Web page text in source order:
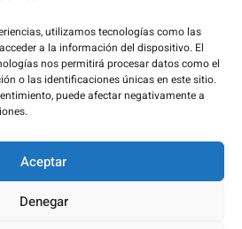
utilizamos tecnologías como las
a la información del dispositivo. El
nos permitirá procesar datos como el
o las identificaciones únicas en este sitio.
puede afectar negativamente a
Aceptar
Denegar
se aprueba la concesión directa, a las
a las ciudades de Ceuta y Melilla, de
de empresas privadas de
de servicios de transporte por
que intervienen en el transporte
en el marco del Plan de
y Resiliencia, financiado por la